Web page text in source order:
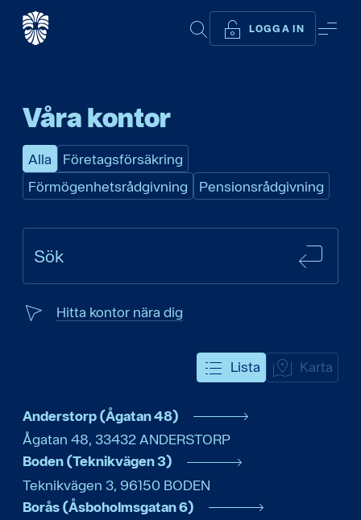
SÖK LOGGA IN
Våra kontor
Alla
Företagsförsäkring
Förmögenhetsrådgivning
Pensionsrådgivning
Sök
Hitta kontor nära dig
Lista Karta
Anderstorp (Ågatan 48)
Ågatan 48, 33432ANDERSTORP
Boden (Teknikvägen 3)
Teknikvägen 3, 96150 BODEN
Borås (Åsboholmsgatan 6)